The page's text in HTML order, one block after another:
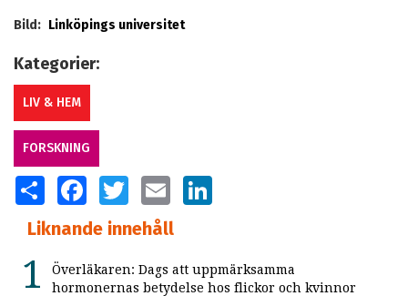
Bild: Linköpings universitet
Kategorier:
LIV & HEM
FORSKNING
SHARE FACEBOOKTWITTER EMAIL
Liknande innehåll
Överläkaren: Dags att uppmärksamma
hormonernas betydelse hos flickor och kvinnor